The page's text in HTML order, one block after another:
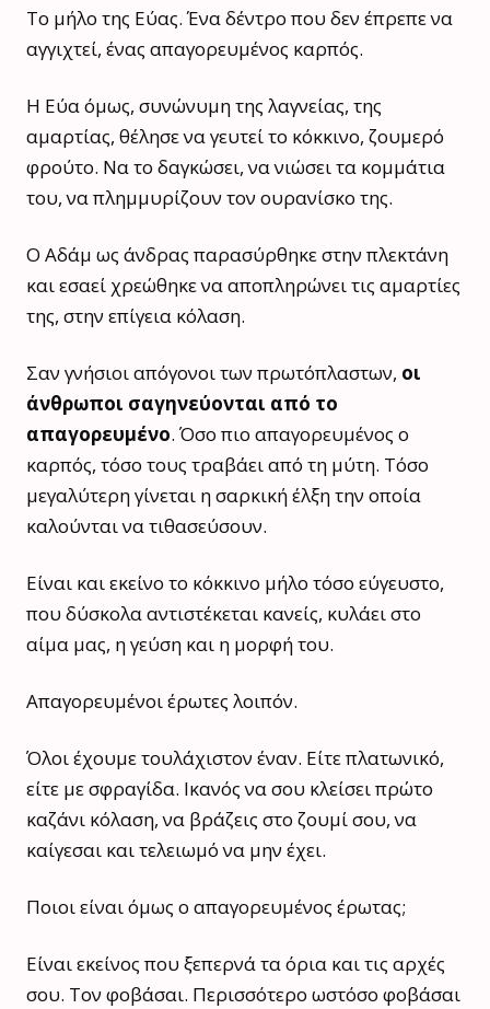
Το μήλο της Εύας. Ένα δέντρο που δεν έπρεπε να
αγγιχτεί, ένας απαγορευμένος καρπός.
Η Εύα όμως, συνώνυμη της λαγνείας, της
αμαρτίας, θέλησε να γευτεί το κόκκινο, ζουμερό
φρούτο. Να το δαγκώσει, να νιώσει τα κομμάτια
του, να πλημμυρίζουν τον ουρανίσκο της.
Ο Αδάμ ως άνδρας παρασύρθηκε στην πλεκτάνη
και εσαεί χρεώθηκε να αποπληρώνει τις αμαρτίες
της, στην επίγεια κόλαση.
Σαν γνήσιοι απόγονοι των πρωτόπλαστων, οι
άνθρωποι σαγηνεύονται από το
απαγορευμένο. Όσο πιο απαγορευμένος ο
καρπός, τόσο τους τραβάει από τη μύτη. Τόσο
μεγαλύτερη γίνεται η σαρκική έλξη την οποία
καλούνται να τιθασεύσουν.
Είναι και εκείνο το κόκκινο μήλο τόσο εύγευστο,
που δύσκολα αντιστέκεται κανείς, κυλάει στο
αίμα μας, η γεύση και η μορφή του.
Απαγορευμένοι έρωτες λοιπόν.
Όλοι έχουμε τουλάχιστον έναν. Είτε πλατωνικό,
είτε με σφραγίδα. Ικανός να σου κλείσει πρώτο
καζάνι κόλαση, να βράζεις στο ζουμί σου, να
καίγεσαι και τελειωμό να μην έχει.
Ποιοι είναι όμως ο απαγορευμένος έρωτας;
Είναι εκείνος που ξεπερνά τα όρια και τις αρχές
σου. Τον φοβάσαι. Περισσότερο ωστόσο φοβάσαι